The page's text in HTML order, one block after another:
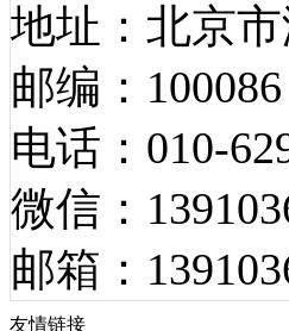
地址：北京
邮编：100086
电话：010-
微信：
邮箱：
友情链接